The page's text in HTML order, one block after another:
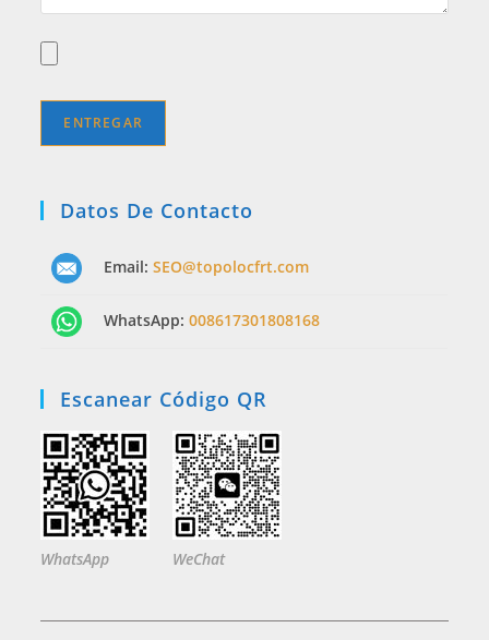
Datos De Contacto
Email:SEO@topolocfrt.com
WhatsApp:008617301808168
Escanear Código QR
WhatsApp WeChat